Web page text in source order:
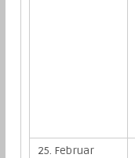
25. Februar